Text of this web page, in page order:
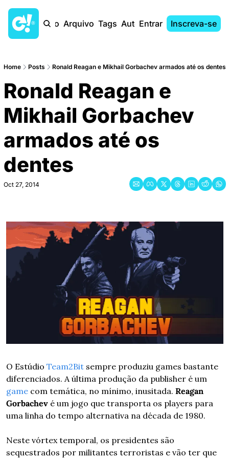
Início Arquivo Tags AutoresEntrar Inscreva-se
Home Posts Ronald Reagan e Mikhail Gorbachev armados até os dentes
Ronald Reagan e
Mikhail Gorbachev
armados até os
dentes
Oct 27, 2014
O Estúdio Team2Bit sempre produziu games bastante
diferenciados. A última produção da publisher é um
game com temática, no mínimo, inusitada. Reagan
Gorbachev é um jogo que transporta os players para
uma linha do tempo alternativa na década de 1980.
Neste vórtex temporal, os presidentes são
sequestrados por militantes terroristas e vão ter que